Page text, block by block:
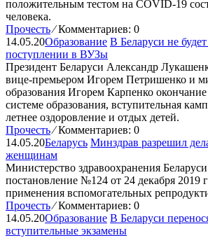
положительным тестом на COVID-19
человека.
Прочесть ⁄Комментариев: 0
14.05.20Образование В Беларуси не
поступлении в ВУЗы
Президент Беларуси Александр
вице-премьером Игорем Петришенко и
образования Игорем Карпенко окончание
системе образования, вступительная
летнее оздоровление и отдых детей.
Прочесть ⁄Комментариев: 0
14.05.20Беларусь Минздрав разрешил
женщинам
Министерство здравоохранения
постановление №124 от 24 декабря 2019
применения вспомогательных
Прочесть ⁄Комментариев: 0
14.05.20Образование В Беларуси
вступительные экзамены